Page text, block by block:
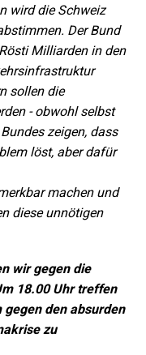
wird die Schweiz
Der Bund
Milliarden in den
sollen die
- obwohl selbst
zeigen, dass
löst, aber dafür
machen und
diese unnötigen
wir gegen die
18.00 Uhr treffen
den absurden
zu